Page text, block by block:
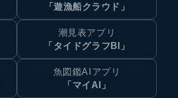
「遊漁船クラウド」
潮見表アプリ
「タイドグラフBI」
魚図鑑AIアプリ
「マイAI」